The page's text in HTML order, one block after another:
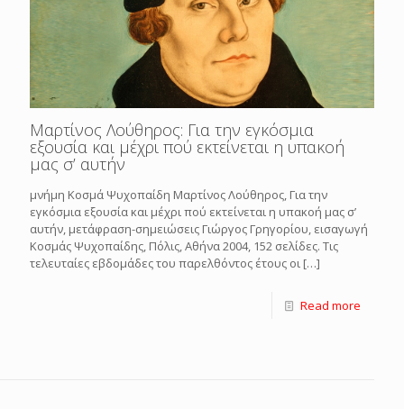
Μαρτίνος Λούθηρος: Για την εγκόσμια
εξουσία και μέχρι πού εκτείνεται η υπακοή
μας σ’ αυτήν
μνήμη Κοσμά Ψυχοπαίδη Μαρτίνος Λούθηρος, Για την
εγκόσμια εξουσία και μέχρι πού εκτείνεται η υπακοή μας σ’
αυτήν, μετάφραση-σημειώσεις Γιώργος Γρηγορίου, εισαγωγή
Κοσμάς Ψυχοπαίδης, Πόλις, Αθήνα 2004, 152 σελίδες. Τις
τελευταίες εβδομάδες του παρελθόντος έτους οι […]
Read more